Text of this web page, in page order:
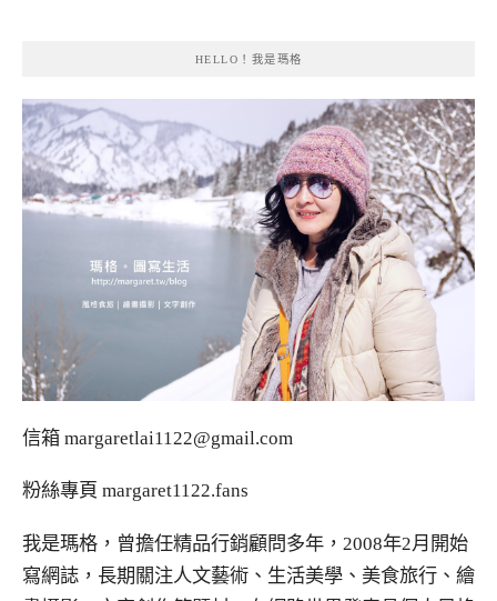
HELLO！我是瑪格
信箱 margaretlai1122@gmail.com
粉絲專頁 margaret1122.fans
我是瑪格，曾擔任精品行銷顧問多年，2008年2月開始
寫網誌，長期關注人文藝術、生活美學、美食旅行、繪